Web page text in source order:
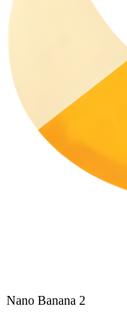
Nano Banana 2